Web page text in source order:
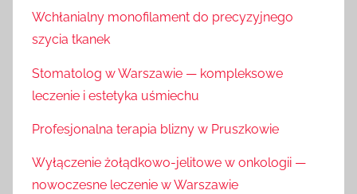
Wchłanialny monofilament do precyzyjnego
szycia tkanek
Stomatolog w Warszawie — kompleksowe
leczenie i estetyka uśmiechu
Profesjonalna terapia blizny w Pruszkowie
Wyłączenie żołądkowo-jelitowe w onkologii —
nowoczesne leczenie w Warszawie